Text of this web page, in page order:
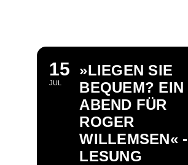
15
JUL
»LIEGEN SIE
BEQUEM? EIN
ABEND FÜR
ROGER
WILLEMSEN« -
LESUNG